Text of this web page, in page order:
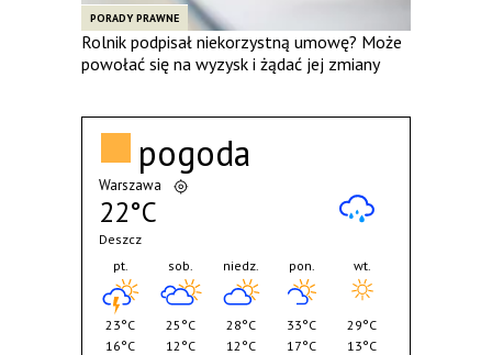
PORADY PRAWNE
Rolnik podpisał niekorzystną umowę? Może
powołać się na wyzysk i żądać jej zmiany
pogoda
Warszawa
22°C
Deszcz
pt.
23°C
16°C
sob.
25°C
12°C
niedz.
28°C
12°C
pon.
33°C
17°C
wt.
29°C
13°C